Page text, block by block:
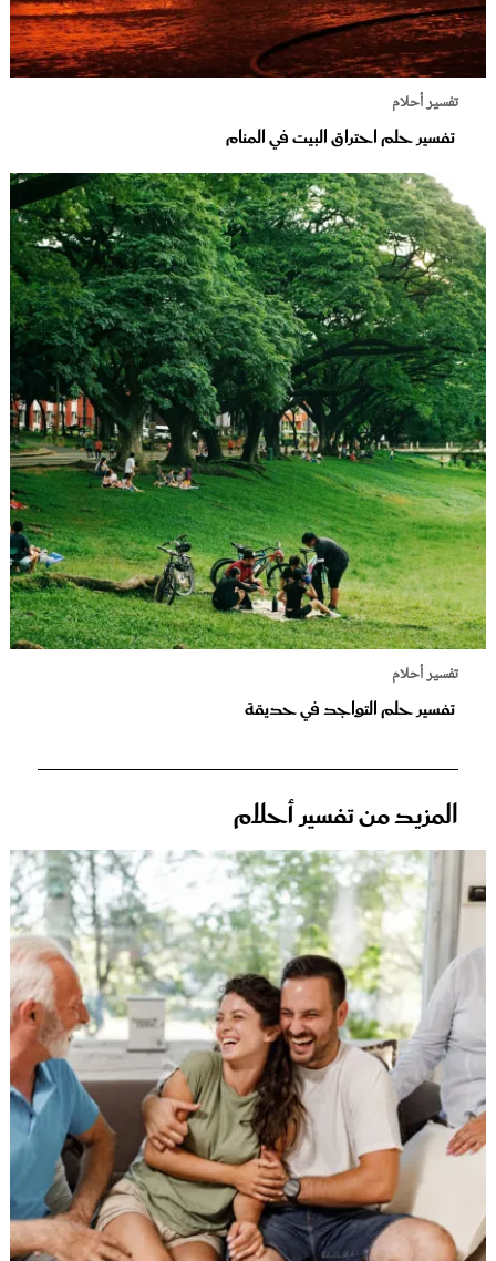
تفسير أحلام
تفسير حلم احتراق البيت في المنام
تفسير أحلام
تفسير حلم التواجد في حديقة
المزيد من تفسير أحلام